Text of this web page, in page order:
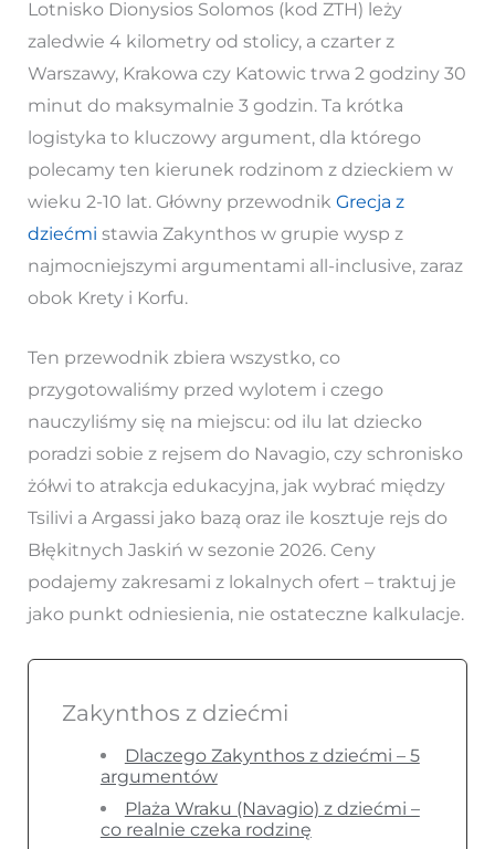
Lotnisko Dionysios Solomos (kod ZTH) leży
zaledwie 4 kilometry od stolicy, a czarter z
Warszawy, Krakowa czy Katowic trwa 2 godziny 30
minut do maksymalnie 3 godzin. Ta krótka
logistyka to kluczowy argument, dla którego
polecamy ten kierunek rodzinom z dzieckiem w
wieku 2-10 lat. Główny przewodnik Grecja z
dziećmi stawia Zakynthos w grupie wysp z
najmocniejszymi argumentami all-inclusive, zaraz
obok Krety i Korfu.
Ten przewodnik zbiera wszystko, co
przygotowaliśmy przed wylotem i czego
nauczyliśmy się na miejscu: od ilu lat dziecko
poradzi sobie z rejsem do Navagio, czy schronisko
żółwi to atrakcja edukacyjna, jak wybrać między
Tsilivi a Argassi jako bazą oraz ile kosztuje rejs do
Błękitnych Jaskiń w sezonie 2026. Ceny
podajemy zakresami z lokalnych ofert – traktuj je
jako punkt odniesienia, nie ostateczne kalkulacje.
Zakynthos z dziećmi
Dlaczego Zakynthos z dziećmi – 5
argumentów
Plaża Wraku (Navagio) z dziećmi –
co realnie czeka rodzinę